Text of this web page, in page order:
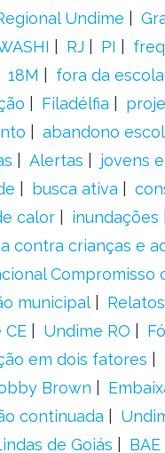
Undime
RJ PI
18M fora da
Filadélfia
abandono
Alertas jovens
busca ativa
calor
inundações
contra crianças e
Compromisso
municipal
CE
Undime RO
em dois fatores
Brown
continuada
de Goiás